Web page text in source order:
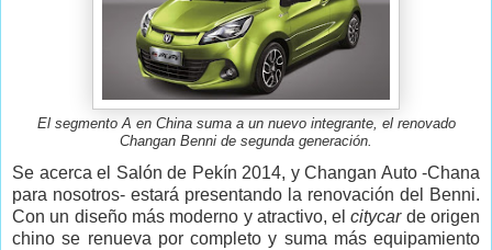
El segmento A en China suma a un nuevo integrante, el renovado
Changan Benni de segunda generación.
Se acerca el Salón de Pekín 2014, y Changan Auto -Chana
para nosotros- estará presentando la renovación del Benni.
Con un diseño más moderno y atractivo, elcitycar de origen
chino se renueva por completo y suma más equipamiento